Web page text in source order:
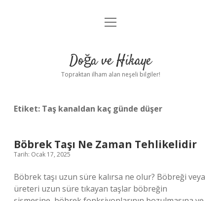
Anasayfa
Yasal Uyarı
menüyü
Doğa ve Hikaye
Topraktan ilham alan neşeli bilgiler!
Etiket: Taş kanaldan kaç günde düşer
Böbrek Taşı Ne Zaman Tehlikelidir
Tarih: Ocak 17, 2025
Böbrek taşı uzun süre kalırsa ne olur? Böbreği veya
üreteri uzun süre tıkayan taşlar böbreğin